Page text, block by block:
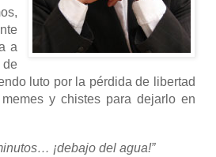
a
luto por la pérdida de libertad
y chistes para dejarlo en
¡debajo del agua!”